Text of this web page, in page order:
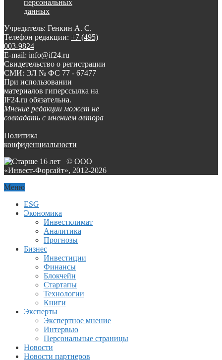
персональных
данных
Учредитель: Генкин А. С.
Телефон редакции: +7 (495)
003-9824
E-mail: info@if24.ru
Свидетельство о регистрации
СМИ: ЭЛ № ФС 77 - 67477
При использовании
материалов гиперссылка на
IF24.ru обязательна.
Мнение редакции может не
совпадать с мнением автора
Политика
конфиденциальности
© ООО
«Инвест-Форсайт», 2012-2026
Меню
ESG
Экономика
Инвестклимат
Аналитика
Прогнозы
Бизнес
Инвестиции
Финансы
Блокчейн
Стартапы
Технологии
Книги
Эксперты
Экспертное мнение
Интервью
Персональные страницы
Новости
Новости партнеров